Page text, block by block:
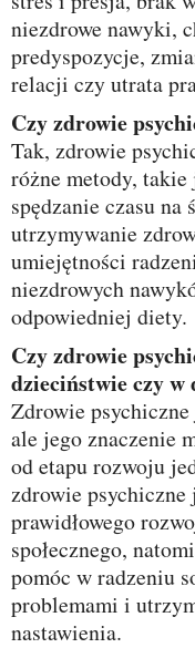
niezdrowe nawyki,
predyspozycje,
relacji czy utrata
Czy zdrowie
Tak, zdrowie
różne metody,
spędzanie czasu
utrzymywanie
umiejętności
niezdrowych
odpowiedniej diety.
Czy zdrowie psychiczne jest ważniejsze w
dzieciństwie czy w
Zdrowie
ale jego znaczenie
od etapu rozwoju
zdrowie
prawidłowego
społecznego,
pomóc w radzeniu
problemami i
nastawienia.